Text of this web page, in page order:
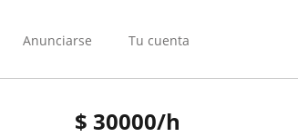
Anunciarse Tu cuenta
$ 30000/h